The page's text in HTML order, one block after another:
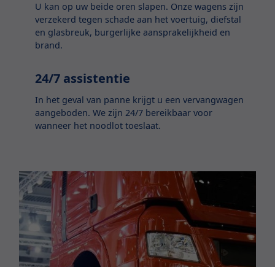
U kan op uw beide oren slapen. Onze wagens zijn
verzekerd tegen schade aan het voertuig, diefstal
en glasbreuk, burgerlijke aansprakelijkheid en
brand.
24/7 assistentie
In het geval van panne krijgt u een vervangwagen
aangeboden. We zijn 24/7 bereikbaar voor
wanneer het noodlot toeslaat.